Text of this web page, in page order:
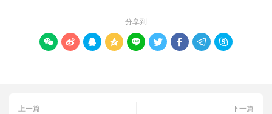
分享到
        
上一篇
下一篇